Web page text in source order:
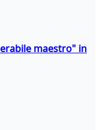
maestro" in